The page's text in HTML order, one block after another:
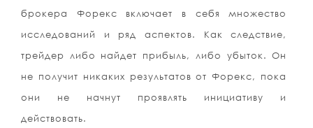
брокера Форекс включает в себя множество
исследований и ряд аспектов. Как следствие,
трейдер либо найдет прибыль, либо убыток. Он
не получит никаких результатов от Форекс, пока
они не начнут проявлять инициативу и
действовать.